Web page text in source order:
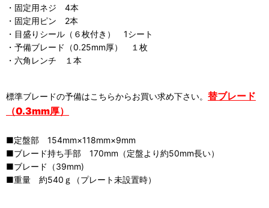
・固定用ネジ 4本
・固定用ピン 2本
・目盛りシール（６枚付き） 1シート
・予備ブレード（0.25mm厚） １枚
・六角レンチ １本
標準ブレードの予備はこちらからお買い求め下さい。 替ブレード
（0.3mm厚）
■定盤部 154mm×118mm×9mm
■ブレード持ち手部 170mm（定盤より約50mm長い）
■ブレード（39mm)
■重量 約540ｇ（プレート未設置時）